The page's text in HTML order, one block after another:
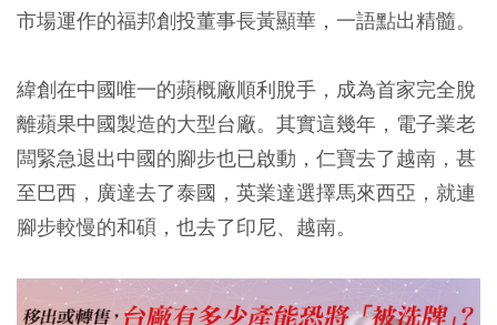
市場運作的福邦創投董事長黃顯華，一語點出精髓。
緯創在中國唯一的蘋概廠順利脫手，成為首家完全脫
離蘋果中國製造的大型台廠。其實這幾年，電子業老
闆緊急退出中國的腳步也已啟動，仁寶去了越南，甚
至巴西，廣達去了泰國，英業達選擇馬來西亞，就連
腳步較慢的和碩，也去了印尼、越南。